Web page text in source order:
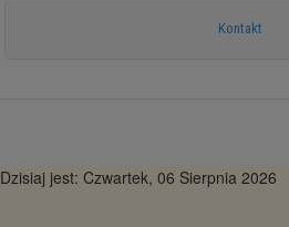
Kontakt
Dzisiaj jest: Czwartek, 06 Sierpnia 2026